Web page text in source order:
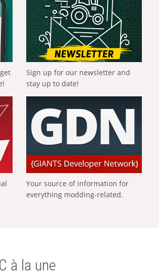
Sign up for our newsletter and
stay up to date!
Your source of information for
everything modding-related.
à la une